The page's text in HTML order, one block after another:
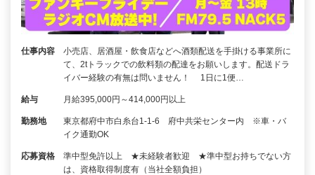
仕事内容
小売店、居酒屋・飲食店などへ酒類配送を手掛ける事業所に
て、2tトラックでの飲料類の配達をお願いします。配送ドラ
イバー経験の有無は問いません！ 1日に1便…
給与 月給395,000円～414,000円以上
勤務地
東京都府中市白糸台1-1-6 府中共栄センター内 ※車・バ
イク通勤OK
応募資格
準中型免許以上 ★未経験者歓迎 ★準中型お持ちでない方
は、資格取得制度有（当社全額負担）